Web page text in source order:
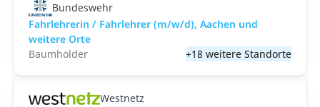
Bundeswehr
Fahrlehrerin / Fahrlehrer (m/w/d), Aachen und
weitere Orte
Baumholder
+18 weitere Standorte
Westnetz